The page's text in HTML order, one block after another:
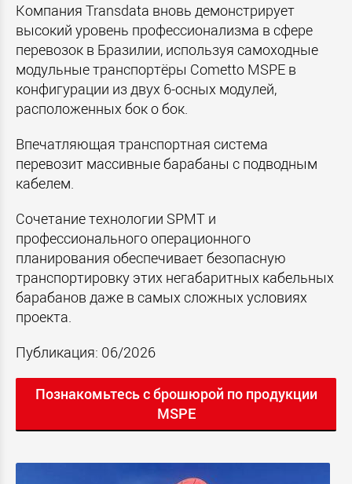
Компания Transdata вновь демонстрирует
высокий уровень профессионализма в сфере
перевозок в Бразилии, используя самоходные
модульные транспортёры Cometto MSPE в
конфигурации из двух 6-осных модулей,
расположенных бок о бок.
Впечатляющая транспортная система
перевозит массивные барабаны с подводным
кабелем.
Сочетание технологии SPMT и
профессионального операционного
планирования обеспечивает безопасную
транспортировку этих негабаритных кабельных
барабанов даже в самых сложных условиях
проекта.
Публикация: 06/2026
Познакомьтесь с брошюрой по продукции
MSPE